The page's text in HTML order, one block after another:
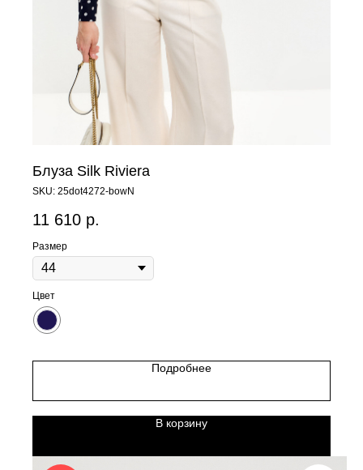
Блуза Silk Riviera
SKU: 25dot4272-bowN
11 610 р.
Размер
Цвет
Подробнее
В корзину